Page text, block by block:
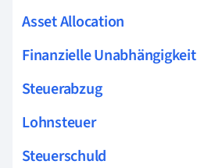
Asset Allocation
Finanzielle Unabhängigkeit
Steuerabzug
Lohnsteuer
Steuerschuld